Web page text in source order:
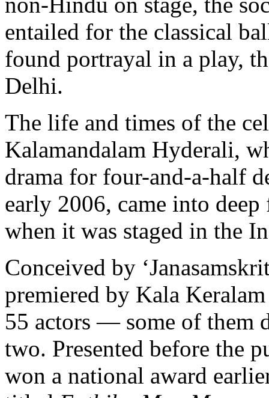
entailed for the classical
found portrayal in a play,
Delhi.
The life and times of the
Kalamandalam Hyderali,
drama for four-and-a-half
early 2006, came into
when it was staged in the
Conceived by
premiered by Kala
55 actors — some of them
two. Presented before the
won a national award